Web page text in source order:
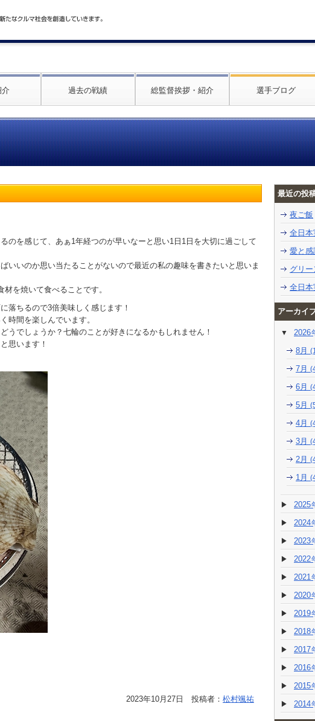
介 過去の戦績 総監督挨拶・紹介 選手ブログ
のを感じて、あぁ1年経つのが早いなーと思い1日1日を大切に過ごして
いいのか思い当たることがないので最近の私の趣味を書きたいと思いま
を焼いて食べることです。
落ちるので3倍美味しく感じます！
時間を楽しんでいます。
うでしょうか？七輪のことが好きになるかもしれません！
思います！
2023年10月27日 投稿者： 松村颯祐
最近の投
夜ご飯
全日本
愛と感
グリ
全日本
アーカイ
2026
8月
7月
6月
5月
4月
3月
2月
1月
2025
2024
2023
2022
2021
2020
2019
2018
2017
2016
2015
2014